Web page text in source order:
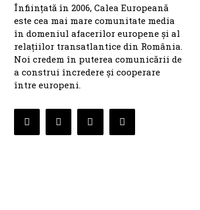
Înființată în 2006, Calea Europeană
este cea mai mare comunitate media
în domeniul afacerilor europene și al
relațiilor transatlantice din România.
Noi credem în puterea comunicării de
a construi încredere și cooperare
între europeni.